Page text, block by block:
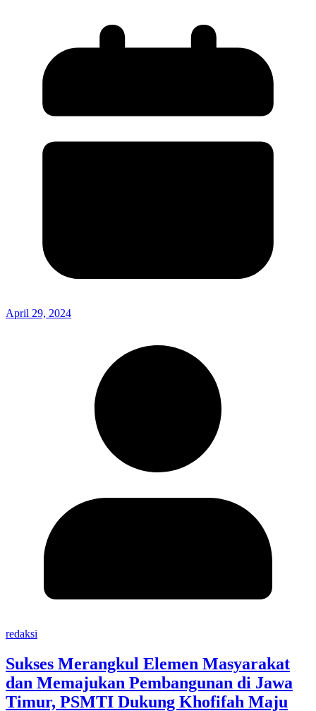
April 29, 2024
redaksi
Sukses Merangkul Elemen Masyarakat
dan Memajukan Pembangunan di Jawa
Timur, PSMTI Dukung Khofifah Maju